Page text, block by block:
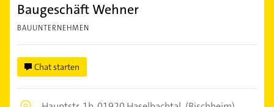
Baugeschäft Wehner
BAUUNTERNEHMEN
Chat starten